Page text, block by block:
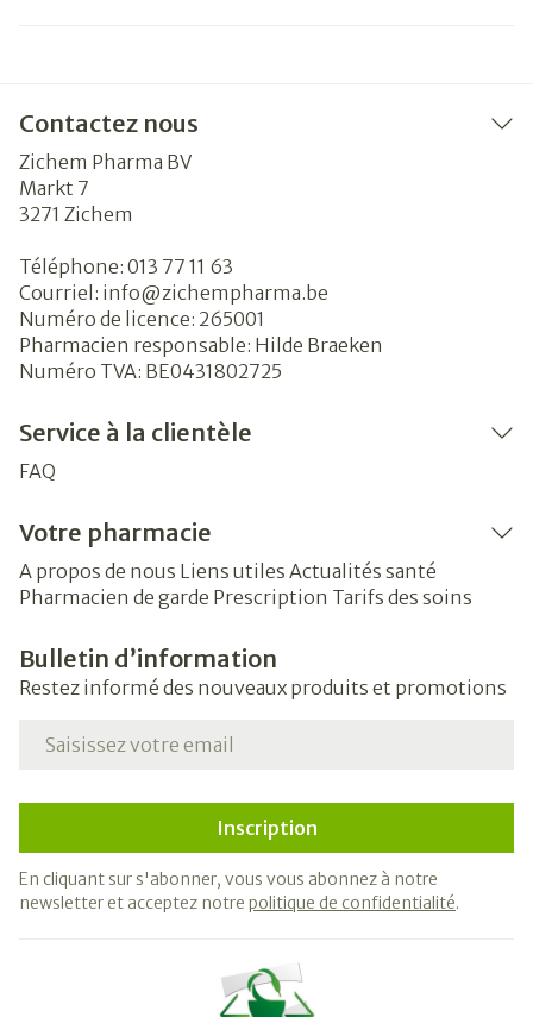
Contactez nous
Zichem Pharma BV
Markt 7
3271 Zichem
Téléphone: 013 77 11 63
Courriel: info@zichempharma.be
Numéro de licence: 265001
Pharmacien responsable: Hilde Braeken
Numéro TVA: BE0431802725
Service à la clientèle
FAQ
Votre pharmacie
A propos de nous Liens utiles Actualités santé
Pharmacien de garde Prescription Tarifs des soins
Bulletin d’information
Restez informé des nouveaux produits et promotions
Adresse mail
Inscription
En cliquant sur s'abonner, vous vous abonnez à notre
newsletter et acceptez notre politique de confidentialité.